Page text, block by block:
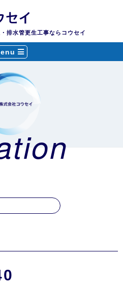
排水管更生工事ならコウセイ